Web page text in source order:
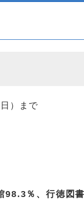
）まで
98.3％、行徳図